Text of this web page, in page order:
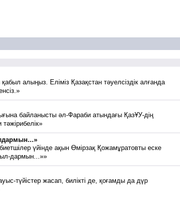
алыңыз. Еліміз Қазақстан тәуелсіздік алғанда
байланысты әл-Фараби атындағы ҚазҰУ-дің
үйінде ақын Өмірзақ Қожамұратовты еске
дармын...»»
түйістер жасап, билікті де, қоғамды да дүр